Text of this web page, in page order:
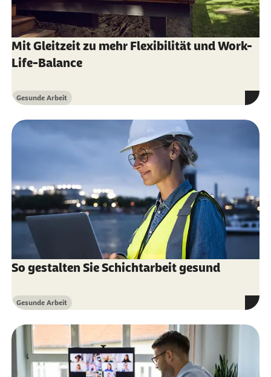
Deutschen Rentenversicherung (DRV) Bund
(Abruf vom 08.10.2024):Arbeitnehmer mit
Wertguthaben
08.10.2024):
Haufe (Abruf vom 08.10.2024):
Arbeitszeitkonto: Diese rechtlichen Vorgaben
gelten für Arbeitgeber
Mit Gleitzeit zu mehr Flexibilität und Work-
Life-Balance
Kategorie
Gesunde Arbeit
So gestalten Sie Schichtarbeit gesund
Kategorie
Gesunde Arbeit